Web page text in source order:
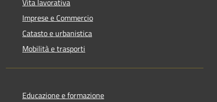
Vita lavorativa
Imprese e Commercio
Catasto e urbanistica
Mobilità e trasporti
Educazione e formazione